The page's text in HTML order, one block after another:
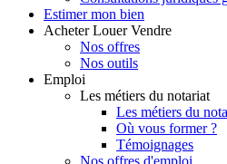
Estimer mon bien
Acheter Louer Vendre
Nos offres
Nos outils
Emploi
Les métiers du notariat
Les métiers du
Où vous former ?
Témoignages
Nos offres d'emploi